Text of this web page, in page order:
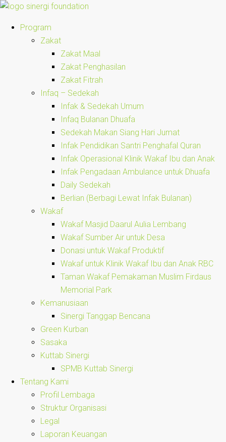
Program
Zakat
Zakat Maal
Zakat Penghasilan
Zakat Fitrah
Infaq – Sedekah
Infak & Sedekah Umum
Infaq Bulanan Dhuafa
Sedekah Makan Siang Hari Jumat
Infak Pendidikan Santri Penghafal Quran
Infak Operasional Klinik Wakaf Ibu dan Anak
Infak Pengadaan Ambulance untuk Dhuafa
Daily Sedekah
Berlian (Berbagi Lewat Infak Bulanan)
Wakaf
Wakaf Masjid Daarul Aulia Lembang
Wakaf Sumber Air untuk Desa
Donasi untuk Wakaf Produktif
Wakaf untuk Klinik Wakaf Ibu dan Anak RBC
Taman Wakaf Pemakaman Muslim Firdaus
Memorial Park
Kemanusiaan
Sinergi Tanggap Bencana
Green Kurban
Sasaka
Kuttab Sinergi
SPMB Kuttab Sinergi
Tentang Kami
Profil Lembaga
Struktur Organisasi
Legal
Laporan Keuangan